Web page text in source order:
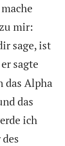
mir:
sage, ist
sagte
das Alpha
das
ich